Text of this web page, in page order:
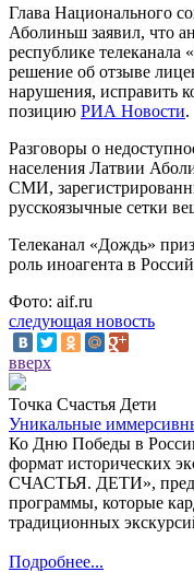
Глава Национального
Аболиньш заявил, что
республике телеканала
решение об отзыве
нарушения, исправить
позицию РИА Новости.
Разговоры о
населения Латвии
СМИ,
русскоязычные сетки
Телеканал «Дождь»
роль иноагента в
Фото: aif.ru
следующая новость
вверх
Точка Счастья Дети
Уникальные
Ко Дню Победы в
формат исторических
СЧАСТЬЯ. ДЕТИ»,
программы, которые
традиционных
Подробнее...